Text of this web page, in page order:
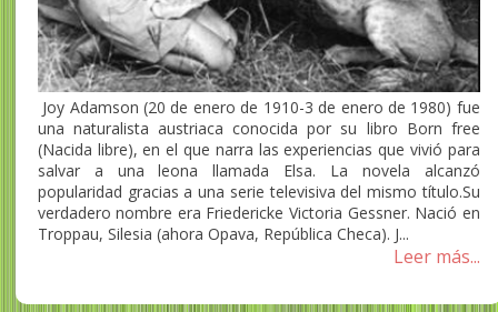
Joy Adamson (20 de enero de 1910-3 de enero de 1980) fue
una naturalista austriaca conocida por su libro Born free
(Nacida libre), en el que narra las experiencias que vivió para
salvar a una leona llamada Elsa. La novela alcanzó
popularidad gracias a una serie televisiva del mismo título.Su
verdadero nombre era Friedericke Victoria Gessner. Nació en
Troppau, Silesia (ahora Opava, República Checa). J...
Leer más...